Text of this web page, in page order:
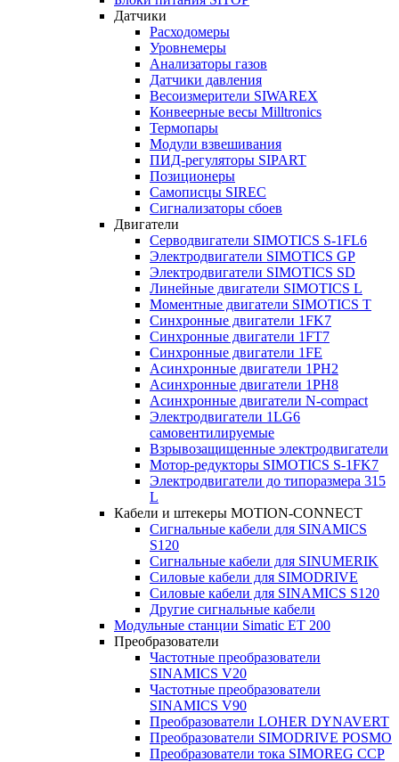
Датчики
Расходомеры
Уровнемеры
Анализаторы газов
Датчики давления
Весоизмерители SIWAREX
Конвеерные весы Milltronics
Термопары
Модули взвешивания
ПИД-регуляторы SIPART
Позиционеры
Самописцы SIREC
Сигнализаторы сбоев
Двигатели
Серводвигатели SIMOTICS S-1FL6
Электродвигатели SIMOTICS GP
Электродвигатели SIMOTICS SD
Линейные двигатели SIMOTICS L
Моментные двигатели SIMOTICS T
Синхронные двигатели 1FK7
Синхронные двигатели 1FT7
Синхронные двигатели 1FE
Асинхронные двигатели 1PH2
Асинхронные двигатели 1PH8
Асинхронные двигатели N-compact
Электродвигатели 1LG6
cамовентилируемые
Взрывозащищенные электродвигатели
Мотор-редукторы SIMOTICS S-1FK7
Электродвигатели до типоразмера 315
L
Кабели и штекеры MOTION-CONNECT
Сигнальные кабели для SINAMICS
S120
Сигнальные кабели для SINUMERIK
Силовые кабели для SIMODRIVE
Силовые кабели для SINAMICS S120
Другие сигнальные кабели
Модульные станции Simatic ET 200
Преобразователи
Частотные преобразователи
SINAMICS V20
Частотные преобразователи
SINAMICS V90
Преобразователи LOHER DYNAVERT
Преобразователи SIMODRIVE POSMO
Преобразователи тока SIMOREG CCP